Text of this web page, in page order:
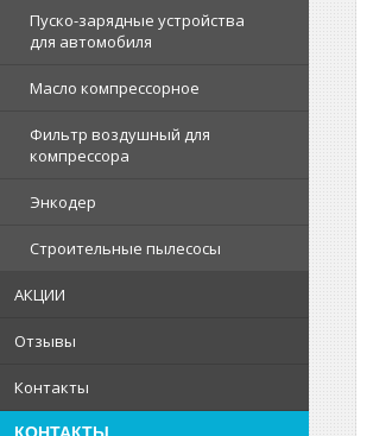
Пуско-зарядные устройства
для автомобиля
Масло компрессорное
Фильтр воздушный для
компрессора
Энкодер
Строительные пылесосы
АКЦИИ
Отзывы
Контакты